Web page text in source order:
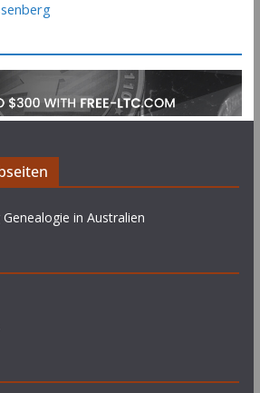
in Australien